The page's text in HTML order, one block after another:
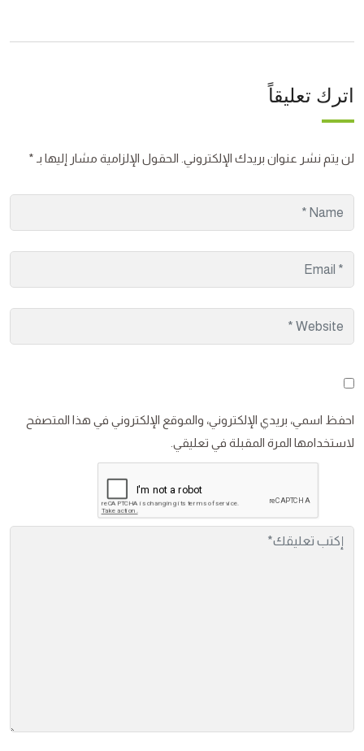
اترك تعليقاً
لن يتم نشر عنوان بريدك الإلكتروني. الحقول الإلزامية مشار إليها بـ *
احفظ اسمي، بريدي الإلكتروني، والموقع الإلكتروني في هذا المتصفح
لاستخدامها المرة المقبلة في تعليقي.